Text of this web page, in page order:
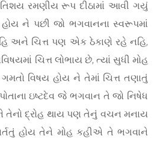
રમણીય રૂપ દીઠામાં આવી ગયું
હોય ને પછી જો ભગવાનના સ્વરૂપમાં
અને ચિત્ત પણ એક ઠેકાણે રહે નહિ,
ચિત્ત લોભાય છે, ત્યાં સુધી મોહ
વિષય હોય ને તેમાં ચિત્ત તણાતું
ઇષ્ટદેવ જે ભગવાન તે જો નિષેધ
તેનો દ્રોહ થાય પણ તેનું વચન મનાય
હોય તેને મોહ કહીએ તે ભગવાને